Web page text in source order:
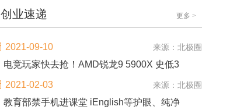
创业速递 更多 >
2021-09-10 来源：北极圈
电竞玩家快去抢！AMD锐龙9 5900X 史低3
2021-02-03 来源：北极圈
教育部禁手机进课堂 iEnglish等护眼、纯净